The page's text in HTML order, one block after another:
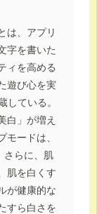
は、アプリ
字を書いた
ィを高める
遊び心を実
している。
白」が増え
モードは、
さらに、肌
肌を白くす
が健康的な
すら白さを